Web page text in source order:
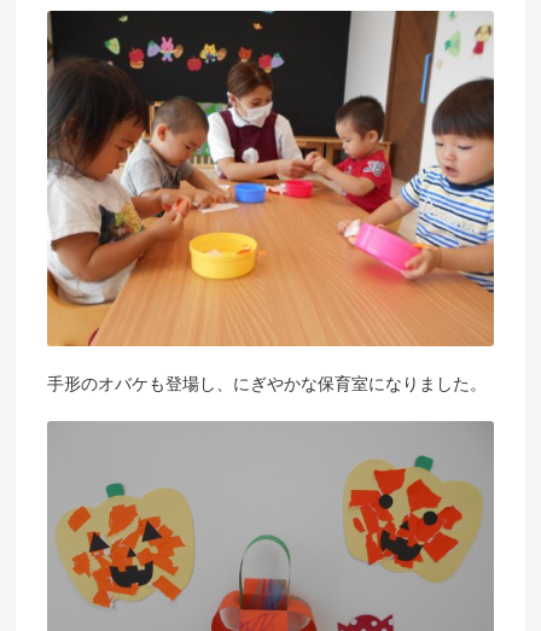
手形のオバケも登場し、にぎやかな保育室になりました。